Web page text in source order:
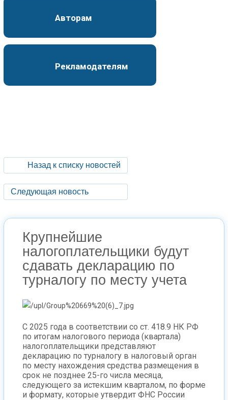
Авторам
Рекламодателям
Назад к списку новостей
Следующая новость
Крупнейшие
налогоплательщики будут
сдавать декларацию по
турналогу по месту учета
С 2025 года в соответствии со ст. 418.9 НК РФ
по итогам налогового периода (квартала)
налогоплательщики представляют
декларацию по турналогу в налоговый орган
по месту нахождения средства размещения в
срок не позднее 25-го числа месяца,
следующего за истекшим кварталом, по форме
и формату, которые утвердит ФНС России